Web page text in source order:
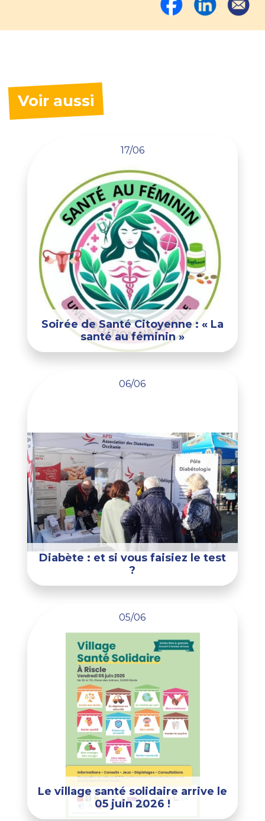
Voir aussi
17/06
Soirée de Santé Citoyenne : « La
santé au féminin »
06/06
Diabète : et si vous faisiez le test
?
05/06
Le village santé solidaire arrive le
05 juin 2026 !